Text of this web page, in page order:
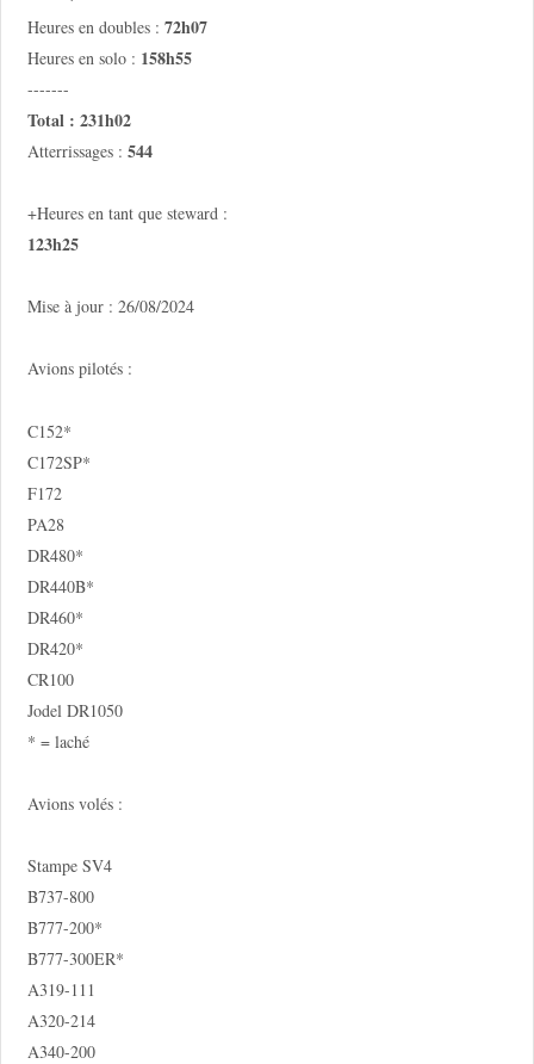
Heures en doubles : 72h07
Heures en solo : 158h55
-------
Total : 231h02
Atterrissages : 544
+Heures en tant que steward :
123h25
Mise à jour : 26/08/2024
Avions pilotés :
C152*
C172SP*
F172
PA28
DR480*
DR440B*
DR460*
DR420*
CR100
Jodel DR1050
* = laché
Avions volés :
Stampe SV4
B737-800
B777-200*
B777-300ER*
A319-111
A320-214
A340-200